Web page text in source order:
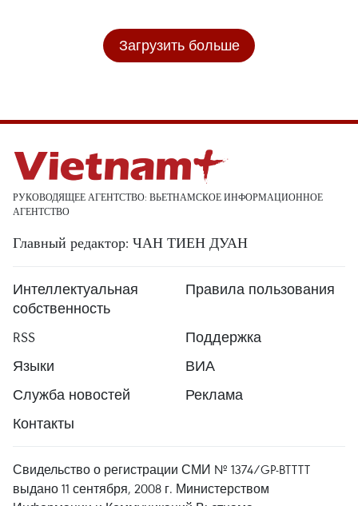
Загрузить больше
РУКОВОДЯЩЕЕ АГЕНТСТВО: ВЬЕТНАМСКОЕ ИНФОРМАЦИОННОЕ
АГЕНТСТВО
Главный редактор: ЧАН ТИЕН ДУАН
Интеллектуальная
собственность
Правила пользования
RSS
Поддержка
Языки
ВИА
Служба новостей
Реклама
Контакты
Свидельство о регистрации СМИ № 1374/GP-BTTTT
выдано 11 сентября, 2008 г. Министерством